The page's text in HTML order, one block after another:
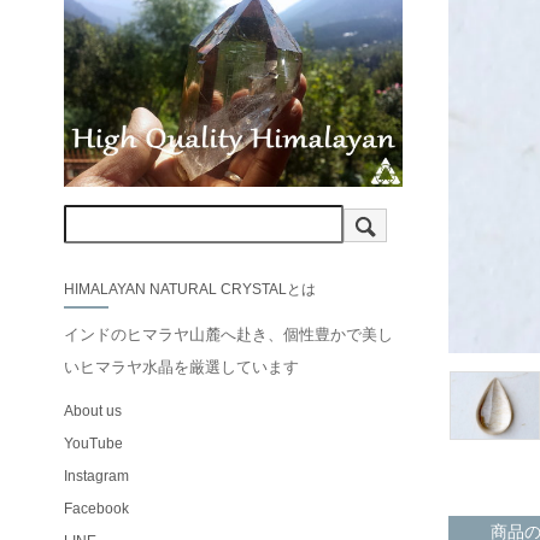
商品
HIMALAYAN NATURAL CRYSTALとは
インドのヒマラヤ山麓へ赴き、個性豊かで美し
いヒマラヤ水晶を厳選しています
About us
YouTube
Instagram
Facebook